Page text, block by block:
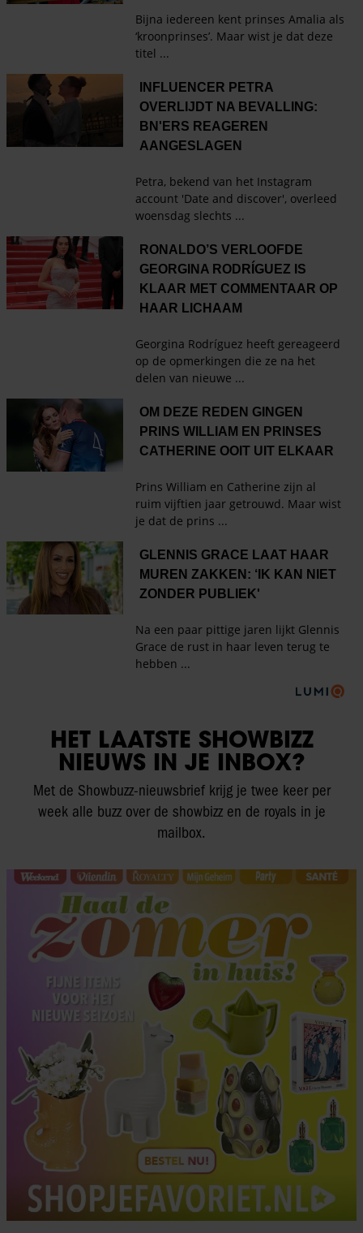
HET LAATSTE SHOWBIZZ
NIEUWS IN JE INBOX?
Met de Showbuzz-nieuwsbrief krijg je twee keer per
week alle buzz over de showbizz en de royals in je
mailbox.